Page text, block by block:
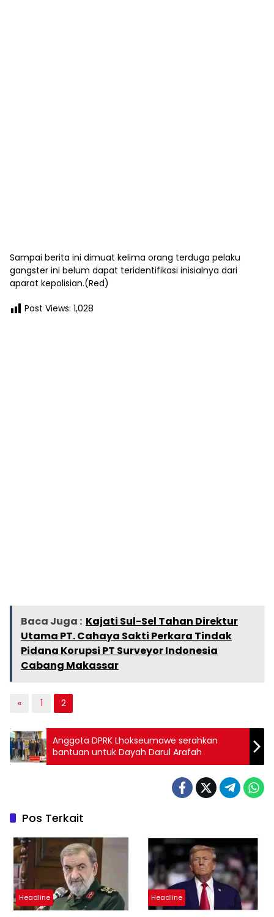
Sampai berita ini dimuat kelima orang terduga pelaku
gangster ini belum dapat teridentifikasi inisialnya dari
aparat kepolisian.(Red)
Post Views: 1,028
Baca Juga : Kajati Sul-Sel Tahan Direktur
Utama PT. Cahaya Sakti Perkara Tindak
Pidana Korupsi PT Surveyor Indonesia
Cabang Makassar
« 1 2
Anggota DPRK Lhokseumawe serahkan
bantuan untuk Dayah Darul Arafah
Pos Terkait
Headline Headline